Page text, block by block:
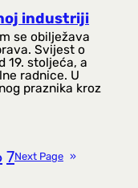
industriji
se obilježava
Svijest o
19. stoljeća, a
radnice. U
praznika kroz
7Next Page »